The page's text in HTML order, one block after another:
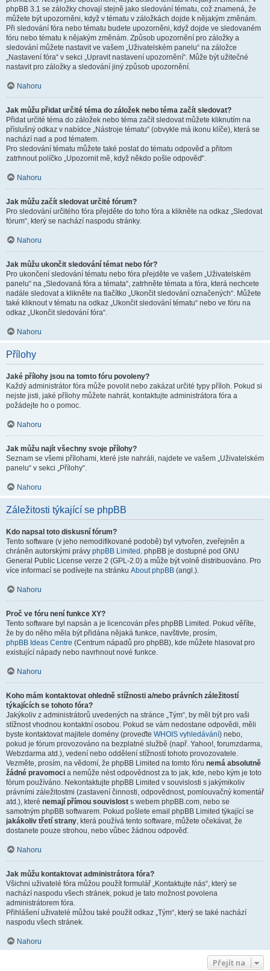
phpBB 3.1 se záložky chovají stejně jako sledování tématu, což znamená, že
můžete být upozorněni, když v tématu v záložkách dojde k nějakým změnám.
Při sledování fóra nebo tématu budete upozorněni, když dojde ve sledovaném
fóru nebo tématu k nějakým změnám. Způsob upozornění pro záložky a
sledování můžete nastavit ve vašem „Uživatelském panelu“ na záložce
„Nastavení fóra“ v sekci „Upravit nastavení upozornění“. Může být užitečné
nastavit pro záložky a sledování jiný způsob upozornění.
Nahoru
Jak můžu přidat určité téma do záložek nebo téma začít sledovat?
Přidat určité téma do záložek nebo téma začít sledovat můžete kliknutím na
příslušný odkaz v nabídce „Nástroje tématu“ (obvykle má ikonu klíče), která se
nachází nad a pod tématem.
Pro sledování tématu můžete také poslat do tématu odpověď a přitom
zatrhnout políčko „Upozornit mě, když někdo pošle odpověď“.
Nahoru
Jak můžu začít sledovat určité fórum?
Pro sledování určitého fóra přejděte do toho fóra a klikněte na odkaz „Sledovat
fórum“, který se nachází naspodu stránky.
Nahoru
Jak můžu ukončit sledování témat nebo fór?
Pro ukončení sledování tématu nebo fóra přejděte ve vašem „Uživatelském
panelu“ na „Sledovaná fóra a témata“, zatrhněte témata a fóra, která nechcete
nadále sledovat a klikněte na tlačítko „Ukončit sledování označených“. Můžete
také kliknout v tématu na odkaz „Ukončit sledování tématu“ nebo ve fóru na
odkaz „Ukončit sledování fóra“.
Nahoru
Přílohy
Jaké přílohy jsou na tomto fóru povoleny?
Každý administrátor fóra může povolit nebo zakázat určité typy příloh. Pokud si
nejste jisti, jaké přílohy můžete nahrát, kontaktujte administrátora fóra a
požádejte ho o pomoc.
Nahoru
Jak můžu najít všechny svoje přílohy?
Seznam se všemi přílohami, které jste nahráli, najdete ve vašem „Uživatelském
panelu“ v sekci „Přílohy“.
Nahoru
Záležitosti týkající se phpBB
Kdo napsal toto diskusní fórum?
Tento software (v jeho nemodifikované podobě) byl vytvořen, zveřejněn a
chráněn autorskými právy phpBB Limited . phpBB je dostupné pod GNU
General Public License verze 2 (GPL-2.0) a může být volně distribuováno. Pro
více informací se podívejte na stránku About phpBB (angl.).
Nahoru
Proč ve fóru není funkce XY?
Tento software byl napsán a je licencován přes phpBB Limited. Pokud věříte,
že by do něho měla být přidána nějaká funkce, navštivte, prosím,
phpBB Ideas Centre (Centrum nápadů pro phpBB), kde můžete hlasovat pro
existující nápady nebo navrhnout nové funkce.
Nahoru
Koho mám kontaktovat ohledně stížnosti a/nebo právních záležitostí
týkajících se tohoto fóra?
Jakýkoliv z administrátorů uvedených na stránce „Tým“, by měl být pro vaši
stížnost vhodnou kontaktní osobou. Pokud se vám nedostane odpovědi, měli
byste kontaktovat majitele domény (proveďte WHOIS vyhledávání) nebo,
pokud je fórum provozováno na bezplatné službě (např. Yahoo!, forumzdarma,
Webzdarma atd.), vedení nebo oddělení stížností tohoto provozovatele.
Vezměte, prosím, na vědomí, že phpBB Limited na tomto fóru nemá absolutně
žádné pravomoci a nemůže nést odpovědnost za to jak, kde, nebo kým je toto
fórum používáno. Nekontaktujte phpBB Limited v souvislosti s jakýmikoliv
právními záležitostmi (zastavení činnosti, odpovědnost, pomlouvačný komentář
atd.), které nemají přímou souvislost s webem phpBB.com, nebo se
samotným phpBB softwarem. Pokud pošlete email phpBB Limited týkající se
jakákoliv třetí strany, která používá tento software, můžete očekávat, že
dostanete pouze strohou, nebo vůbec žádnou odpověď.
Nahoru
Jak můžu kontaktovat administrátora fóra?
Všichni uživatelé fóra můžou použít formulář „Kontaktujte nás“, který se
nachází naspodu všech stránek, pokud je tato možnost povolena
administrátorem fóra.
Přihlášení uživatelé můžou také použít odkaz „Tým“, který se také nachází
naspodu všech stránek.
Nahoru
Přejít na